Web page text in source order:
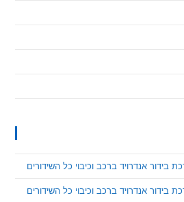
ברכב וכיבוי כל השידורים
ברכב וכיבוי כל השידורים